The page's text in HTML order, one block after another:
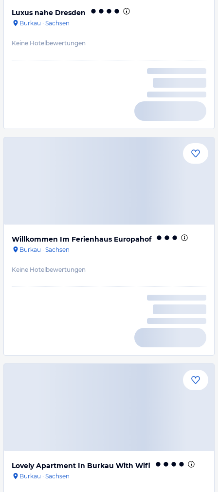
Luxus nahe Dresden
Burkau · Sachsen
Keine Hotelbewertungen
Willkommen Im Ferienhaus Europahof
Burkau · Sachsen
Keine Hotelbewertungen
Lovely Apartment In Burkau With Wifi
Burkau · Sachsen